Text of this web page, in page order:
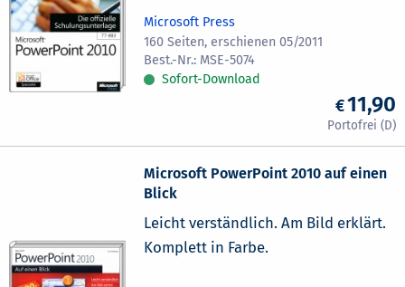
Microsoft Press
160 Seiten, erschienen 05/2011
MSE-5074
Sofort-Download
11,90
Microsoft PowerPoint 2010 auf einen
Blick
Leicht verständlich. Am Bild erklärt.
Komplett in Farbe.